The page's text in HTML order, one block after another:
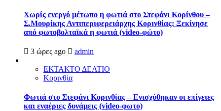
Χωρίς ενεργό μέτωπο η φωτιά στο Στεφάνι Κορίνθου –
Σ.Μουρίκης Αντιπεριφερειάρχης Κορινθίας: Ξεκίνησε
από φωτοβολταϊκά η φωτιά (video-φώτο)
3 ώρες ago admin
ΕΚΤΑΚΤΟ ΔΕΛΤΙΟ
Κορινθία
Φωτιά στο Στεφάνι Κορινθίας – Ενισχύθηκαν οι επίγειες
και εναέριες δυνάμεις (video-φωτο)